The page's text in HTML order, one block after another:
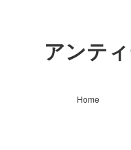
アンテ
Home